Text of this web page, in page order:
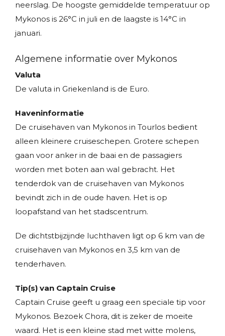
neerslag. De hoogste gemiddelde temperatuur op
Mykonos is 26°C in juli en de laagste is 14°C in
januari.
Algemene informatie over Mykonos
Valuta
De valuta in Griekenland is de Euro.
Haveninformatie
De cruisehaven van Mykonos in Tourlos bedient
alleen kleinere cruiseschepen. Grotere schepen
gaan voor anker in de baai en de passagiers
worden met boten aan wal gebracht. Het
tenderdok van de cruisehaven van Mykonos
bevindt zich in de oude haven. Het is op
loopafstand van het stadscentrum.
De dichtstbijzijnde luchthaven ligt op 6 km van de
cruisehaven van Mykonos en 3,5 km van de
tenderhaven.
Tip(s) van Captain Cruise
Captain Cruise geeft u graag een speciale tip voor
Mykonos. Bezoek Chora, dit is zeker de moeite
waard. Het is een kleine stad met witte molens,